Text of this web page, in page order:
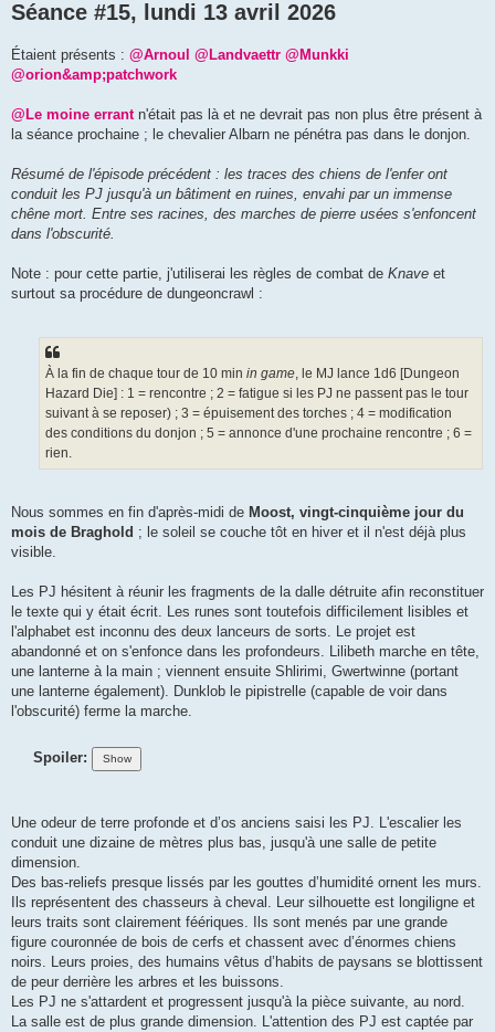
Séance #15, lundi 13 avril 2026
Étaient présents : @Arnoul @Landvaettr @Munkki
@orion&amp;patchwork
@Le moine errant n'était pas là et ne devrait pas non plus être présent à
la séance prochaine ; le chevalier Albarn ne pénétra pas dans le donjon.
Résumé de l'épisode précédent : les traces des chiens de l'enfer ont
conduit les PJ jusqu'à un bâtiment en ruines, envahi par un immense
chêne mort. Entre ses racines, des marches de pierre usées s'enfoncent
dans l'obscurité.
Note : pour cette partie, j'utiliserai les règles de combat de Knave et
surtout sa procédure de dungeoncrawl :
À la fin de chaque tour de 10 min in game, le MJ lance 1d6 [Dungeon
Hazard Die] : 1 = rencontre ; 2 = fatigue si les PJ ne passent pas le tour
suivant à se reposer) ; 3 = épuisement des torches ; 4 = modification
des conditions du donjon ; 5 = annonce d'une prochaine rencontre ; 6 =
rien.
Nous sommes en fin d'après-midi de Moost, vingt-cinquième jour du
mois de Braghold ; le soleil se couche tôt en hiver et il n'est déjà plus
visible.
Les PJ hésitent à réunir les fragments de la dalle détruite afin reconstituer
le texte qui y était écrit. Les runes sont toutefois difficilement lisibles et
l'alphabet est inconnu des deux lanceurs de sorts. Le projet est
abandonné et on s'enfonce dans les profondeurs. Lilibeth marche en tête,
une lanterne à la main ; viennent ensuite Shlirimi, Gwertwinne (portant
une lanterne également). Dunklob le pipistrelle (capable de voir dans
l'obscurité) ferme la marche.
Spoiler:
Une odeur de terre profonde et d’os anciens saisi les PJ. L'escalier les
conduit une dizaine de mètres plus bas, jusqu'à une salle de petite
dimension.
Des bas-reliefs presque lissés par les gouttes d’humidité ornent les murs.
Ils représentent des chasseurs à cheval. Leur silhouette est longiligne et
leurs traits sont clairement féériques. Ils sont menés par une grande
figure couronnée de bois de cerfs et chassent avec d’énormes chiens
noirs. Leurs proies, des humains vêtus d’habits de paysans se blottissent
de peur derrière les arbres et les buissons.
Les PJ ne s'attardent et progressent jusqu'à la pièce suivante, au nord.
La salle est de plus grande dimension. L'attention des PJ est captée par